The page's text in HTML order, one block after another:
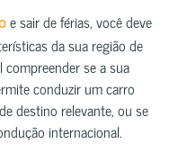
e sair de férias, você deve
da sua região de
se a sua
conduzir um carro
destino relevante, ou se
internacional.